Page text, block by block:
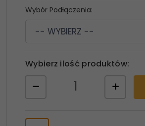
Wybór Podłączenia:
-- WYBIERZ --
Wybierz ilość produktów: